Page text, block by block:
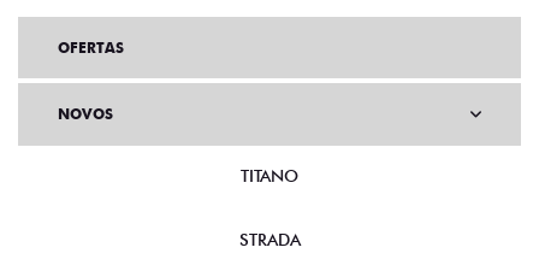
OFERTAS
NOVOS
TITANO
STRADA